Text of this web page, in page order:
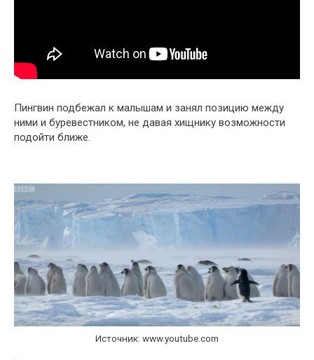
Пингвин подбежал к малышам и занял позицию между
ними и буревестником, не давая хищнику возможности
подойти ближе.
Источник: www.youtube.com